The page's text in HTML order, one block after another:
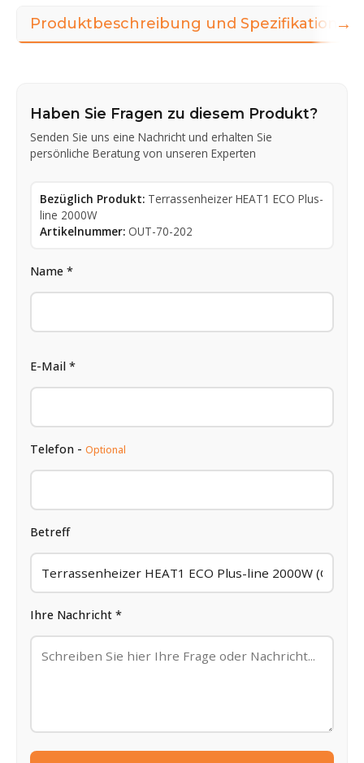
Produktbeschreibung und Spezifikationen
Haben Sie Fragen zu diesem Produkt?
Senden Sie uns eine Nachricht und erhalten Sie
persönliche Beratung von unseren Experten
Bezüglich Produkt: Terrassenheizer HEAT1 ECO Plus-
line 2000W
Artikelnummer: OUT-70-202
Name *
E-Mail *
Telefon - Optional
Betreff
Ihre Nachricht *
→